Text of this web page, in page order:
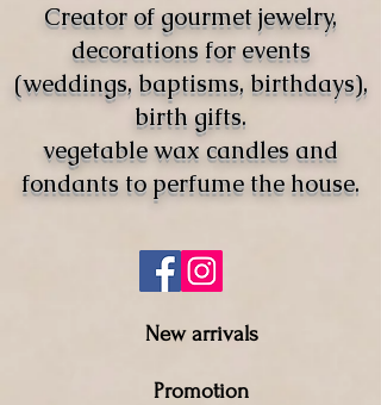
Creator of gourmet jewelry,
decorations for events
(weddings, baptisms, birthdays),
birth gifts.
vegetable wax candles and
fondants to perfume the house.
New arrivals
Promotion